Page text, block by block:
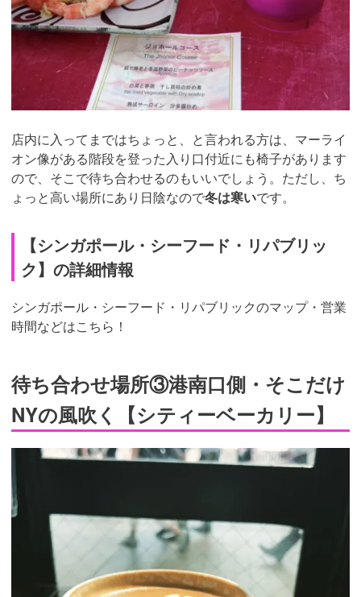
店内に入ってまではちょっと、と言われる方は、マーライ
オン像がある階段を登った入り口付近にも椅子があります
ので、そこで待ち合わせるのもいいでしょう。ただし、ち
ょっと高い場所にあり日陰なので冬は寒いです。
【シンガポール・シーフード・リパブリッ
ク】の詳細情報
シンガポール・シーフード・リパブリックのマップ・営業
時間などはこちら！
待ち合わせ場所③港南口側・そこだけ
NYの風吹く【シティーベーカリー】